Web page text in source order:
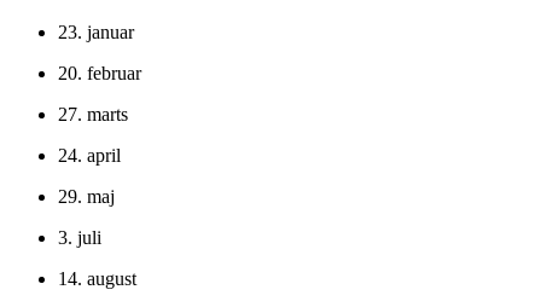
23. januar
20. februar
27. marts
24. april
29. maj
3. juli
14. august